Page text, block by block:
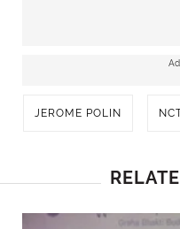
JEROME POLIN